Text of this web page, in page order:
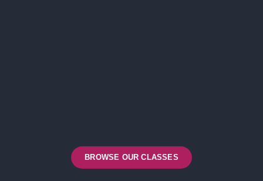
BROWSE OUR CLASSES